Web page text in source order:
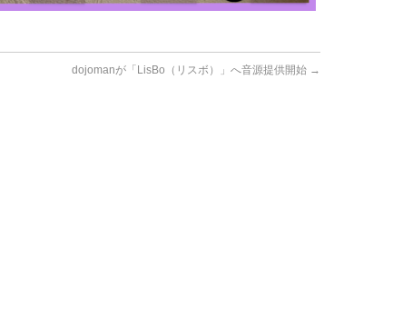
dojomanが「LisBo（リスボ）」へ音源提供開始 →